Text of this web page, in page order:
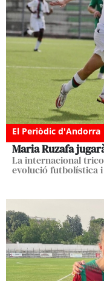
El Periòdic d'Andorra
Maria Ruzafa
La internacional
evolució futbolística